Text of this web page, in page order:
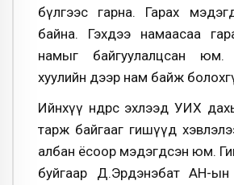
бүлгээс гарна. Гарах
байна. Гэхдээ намаасаа
намыг байгуулалцсан юм.
хуулийн дээр нам байж
Ийнхүү өнөөдрөөс эхлээд УИХ
тарж байгааг гишүүд
албан ёсоор мэдэгдсэн юм.
буйгаар Д.Эрдэнэбат АН-ын